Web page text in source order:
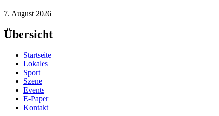
7. August 2026
Übersicht
Startseite
Lokales
Sport
Szene
Events
E-Paper
Kontakt